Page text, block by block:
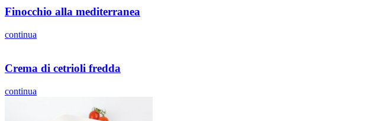
Finocchio alla mediterranea
continua
Crema di cetrioli fredda
continua